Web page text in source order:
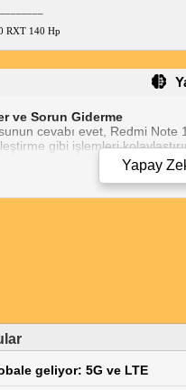
RXT 140 Hp
ve Sorun Giderme
cevabı evet, Redmi Note
gibi işlemleri
ediyorsan, cihazının Ayarlar >
için öncelikle NFC özelliğinin
seni NFC etiketine veya
hayatını kolaylaştırmak için
Yapay
geliyor: 5G ve LTE